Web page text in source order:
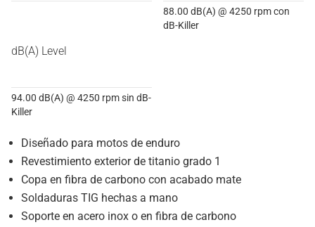
88.00 dB(A) @ 4250 rpm con
dB-Killer
dB(A) Level
94.00 dB(A) @ 4250 rpm sin dB-
Killer
Diseñado para motos de enduro
Revestimiento exterior de titanio grado 1
Copa en fibra de carbono con acabado mate
Soldaduras TIG hechas a mano
Soporte en acero inox o en fibra de carbono